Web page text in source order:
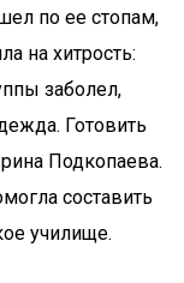
по ее стопам,
на хитрость:
заболел,
Готовить
Подкопаева.
составить
училище.